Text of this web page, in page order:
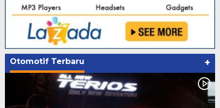
Otomotif Terbaru +